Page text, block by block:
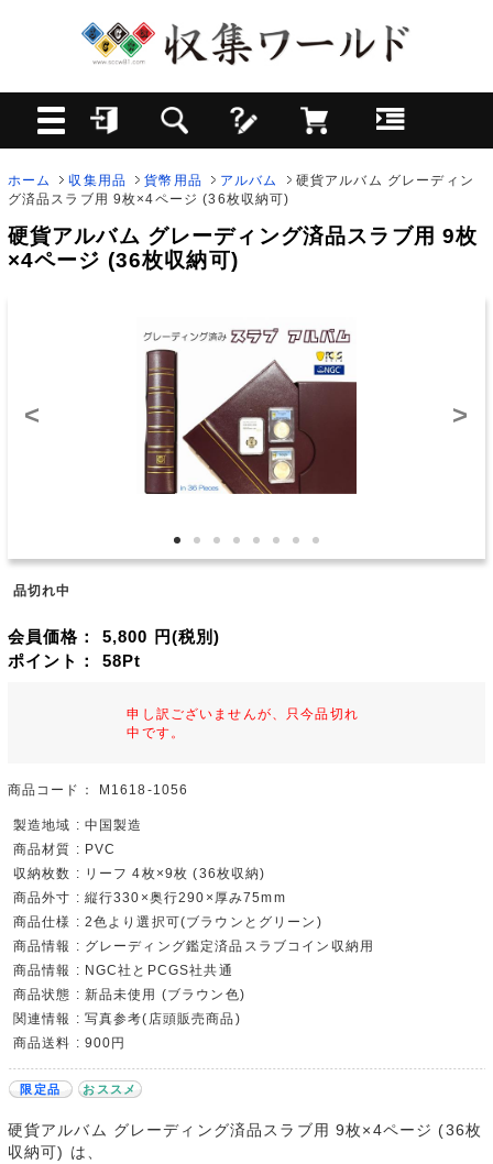
ホーム 収集用品 貨幣用品 アルバム
硬貨アルバム グレーディン
グ済品スラブ用 9枚×4ページ (36枚収納可)
硬貨アルバム グレーディング済品スラブ用 9枚
×4ページ (36枚収納可)
< >
品切れ中
会員価格： 5,800 円(税別)
ポイント： 58Pt
申し訳ございませんが、只今品切れ
中です。
商品コード： M1618-1056
製造地域 : 中国製造
商品材質 : PVC
収納枚数 : リーフ 4枚×9枚 (36枚収納)
商品外寸 : 縦行330×奥行290×厚み75mm
商品仕様 : 2色より選択可(ブラウンとグリーン)
商品情報 : グレーディング鑑定済品スラブコイン収納用
商品情報 : NGC社とPCGS社共通
商品状態 : 新品未使用 (ブラウン色)
関連情報 : 写真参考(店頭販売商品)
商品送料 : 900円
限定品 おススメ
硬貨アルバム グレーディング済品スラブ用 9枚×4ページ (36枚
収納可) は、